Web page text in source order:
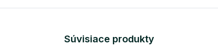
Súvisiace produkty